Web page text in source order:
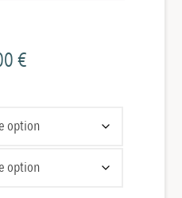
€
prix :
à